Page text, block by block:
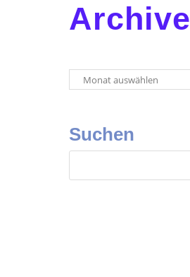
Archive
Suchen